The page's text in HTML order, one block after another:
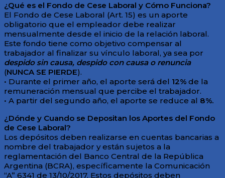
¿Qué es el Fondo de Cese Laboral y Cómo Funciona?
El Fondo de Cese Laboral (Art. 15) es un aporte
obligatorio que el empleador debe realizar
mensualmente desde el inicio de la relación laboral.
Este fondo tiene como objetivo compensar al
trabajador al finalizar su vínculo laboral, ya sea por
despido sin causa, despido con causa o renuncia
(NUNCA SE PIERDE).
• Durante el primer año, el aporte será del 12% de la
remuneración mensual que percibe el trabajador.
• A partir del segundo año, el aporte se reduce al 8%.
¿Dónde y Cuando se Depositan los Aportes del Fondo
de Cese Laboral?
Los depósitos deben realizarse en cuentas bancarias a
nombre del trabajador y están sujetos a la
reglamentación del Banco Central de la República
Argentina (BCRA), específicamente la Comunicación
“A” 6341 de 13/10/2017. Estos depósitos deben